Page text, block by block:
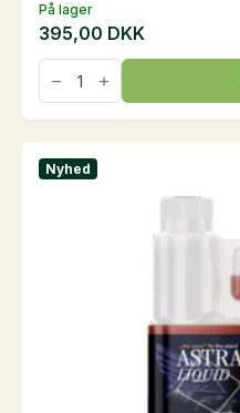
På lager
395,00 DKK
Magic
Lotion,
0,5
liter
Nyhed